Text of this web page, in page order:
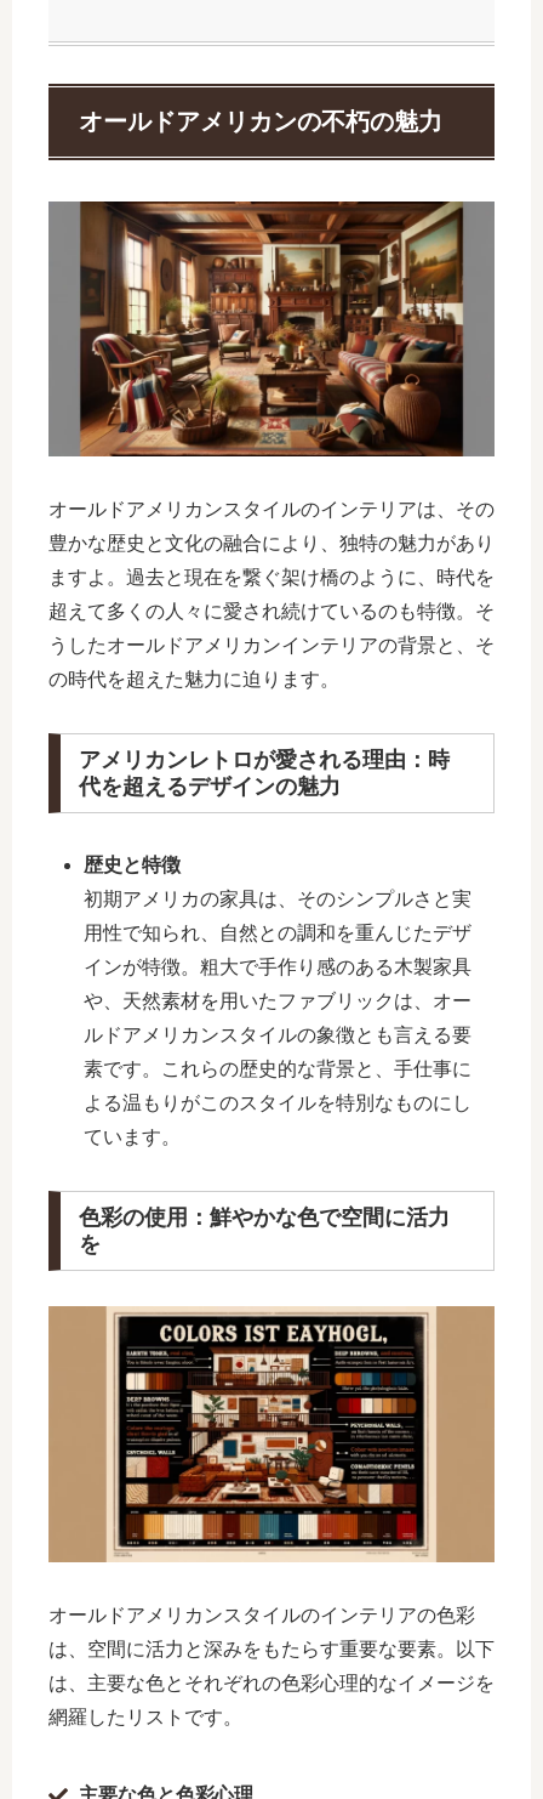
オールドアメリカンの不朽の魅力
オールドアメリカンスタイルのインテリアは、その
豊かな歴史と文化の融合により、独特の魅力があり
ますよ。過去と現在を繋ぐ架け橋のように、時代を
超えて多くの人々に愛され続けているのも特徴。そ
うしたオールドアメリカンインテリアの背景と、そ
の時代を超えた魅力に迫ります。
アメリカンレトロが愛される理由：時
代を超えるデザインの魅力
歴史と特徴
初期アメリカの家具は、そのシンプルさと実
用性で知られ、自然との調和を重んじたデザ
インが特徴。粗大で手作り感のある木製家具
や、天然素材を用いたファブリックは、オー
ルドアメリカンスタイルの象徴とも言える要
素です。これらの歴史的な背景と、手仕事に
よる温もりがこのスタイルを特別なものにし
ています。
色彩の使用：鮮やかな色で空間に活力
を
オールドアメリカンスタイルのインテリアの色彩
は、空間に活力と深みをもたらす重要な要素。以下
は、主要な色とそれぞれの色彩心理的なイメージを
網羅したリストです。
主要な色と色彩心理